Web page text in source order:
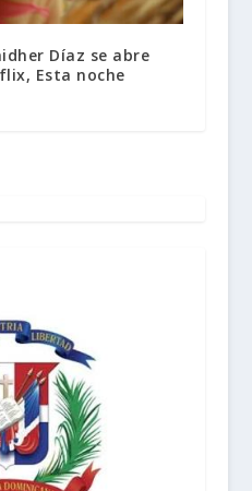
Díaz se abre
Esta noche